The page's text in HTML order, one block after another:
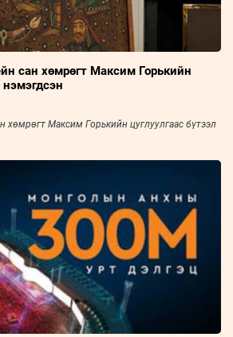
сан хөмрөгт Максим Горькийн
нэмэгдсэн
Максим Горькийн цуглуулгаас бүтээл